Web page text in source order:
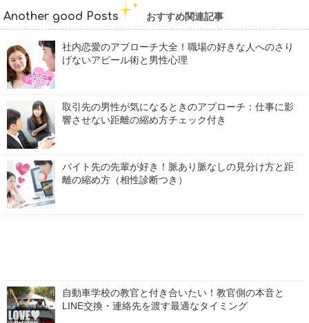
Another good Posts おすすめ関連記事
社内恋愛のアプローチ大全！職場の好きな人へのさり
げないアピール術と男性心理
取引先の男性が気になるときのアプローチ：仕事に影
響させない距離の縮め方チェック付き
バイト先の先輩が好き！脈あり脈なしの見分け方と距
離の縮め方（相性診断つき）
自動車学校の教官と付き合いたい！教官側の本音と
LINE交換・連絡先を渡す最適なタイミング